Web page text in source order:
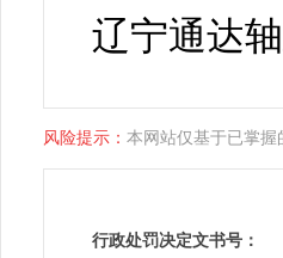
辽宁通达
风险提示： 本网站仅基于已掌
行政处罚决定文书号：